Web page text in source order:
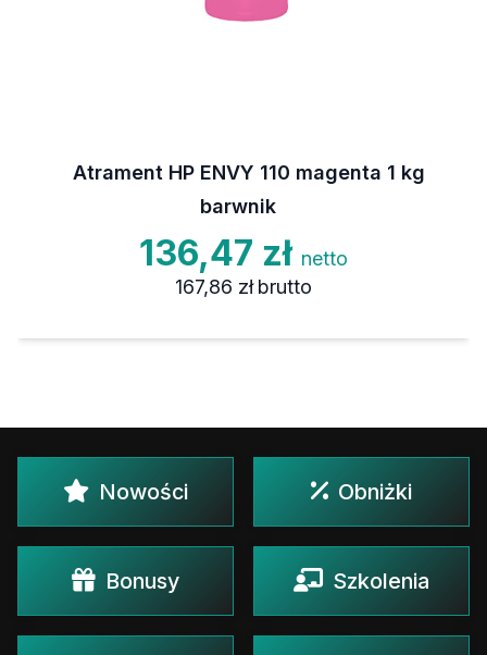
Atrament HP ENVY 110 magenta 1 kg
barwnik
136,47 zł netto
167,86 zł brutto
Nowości Obniżki
Bonusy Szkolenia